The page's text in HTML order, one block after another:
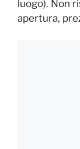
luogo). Non
apertura,